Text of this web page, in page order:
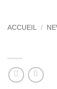
ACCUEIL /